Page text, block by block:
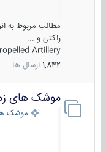
مطالب مربوط به
راکتی و ...
Artillery ...
1,842 ارسال ها
موشک های
موشک های